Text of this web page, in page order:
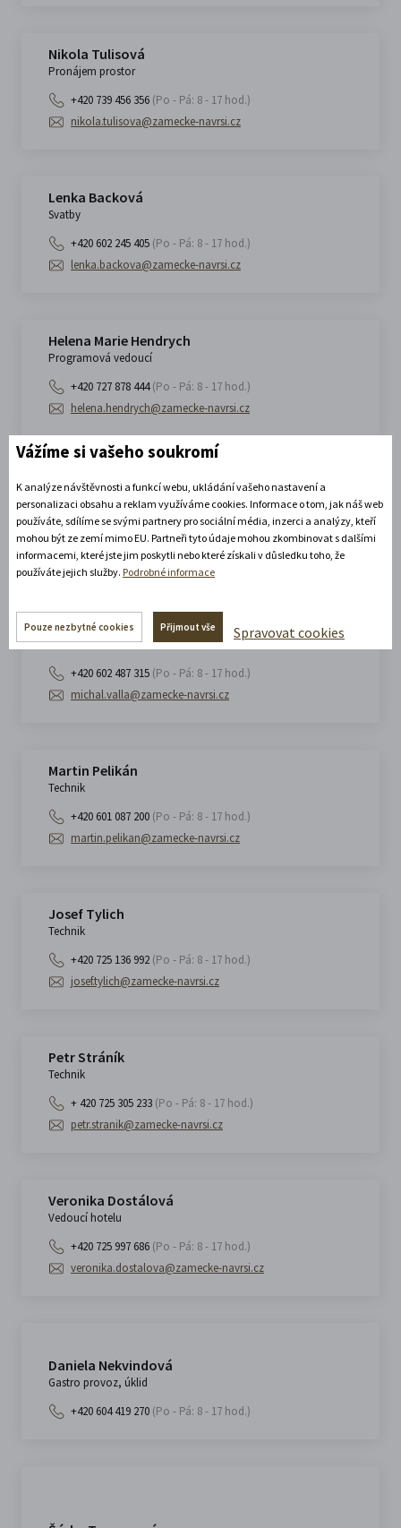
Nikola Tulisová
Pronájem prostor
+420 739 456 356 (Po - Pá: 8 - 17 hod.)
nikola.tulisova@zamecke-navrsi.cz
Lenka Backová
Svatby
+420 602 245 405 (Po - Pá: 8 - 17 hod.)
lenka.backova@zamecke-navrsi.cz
Helena Marie Hendrych
Programová vedoucí
+420 727 878 444(Po - Pá: 8 - 17 hod.)
helena.hendrych@zamecke-navrsi.cz
Kateřina Klejchová
PR a marketing
+420 724 791 517(Po - Pá: 8 - 17 hod.)
katerina.klejchova@zamecke-navrsi.cz
Michal Valla
Technik
+420 602 487 315 (Po - Pá: 8 - 17 hod.)
michal.valla@zamecke-navrsi.cz
Martin Pelikán
Technik
+420 601 087 200 (Po - Pá: 8 - 17 hod.)
martin.pelikan@zamecke-navrsi.cz
Josef Tylich
Technik
+420 725 136 992 (Po - Pá: 8 - 17 hod.)
josef.tylich@zamecke-navrsi.cz
Petr Stráník
Technik
+ 420 725 305 233 (Po - Pá: 8 - 17 hod.)
petr.stranik@zamecke-navrsi.cz
Veronika Dostálová
Vedoucí hotelu
+420 725 997 686 (Po - Pá: 8 - 17 hod.)
veronika.dostalova@zamecke-navrsi.cz
Daniela Nekvindová
Gastro provoz, úklid
+420 604 419 270 (Po - Pá: 8 - 17 hod.)
Vážíme si vašeho soukromí
K analýze návštěvnosti a funkcí webu, ukládání vašeho nastavení a
personalizaci obsahu a reklam využíváme cookies. Informace o tom, jak náš web
používáte, sdílíme se svými partnery pro sociální média, inzerci a analýzy, kteří
mohou být ze zemí mimo EU. Partneři tyto údaje mohou zkombinovat s dalšími
informacemi, které jste jim poskytli nebo které získali v důsledku toho, že
používáte jejich služby. Podrobné informace
Pouze nezbytné cookies Přijmout vše Spravovat cookies